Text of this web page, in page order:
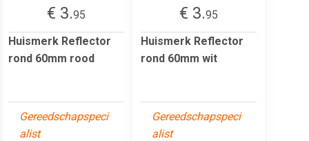
€ 3.95
Huismerk Reflector
rond 60mm rood
Gereedschapspeci
alist
€ 3.95
Huismerk Reflector
rond 60mm wit
Gereedschapspeci
alist